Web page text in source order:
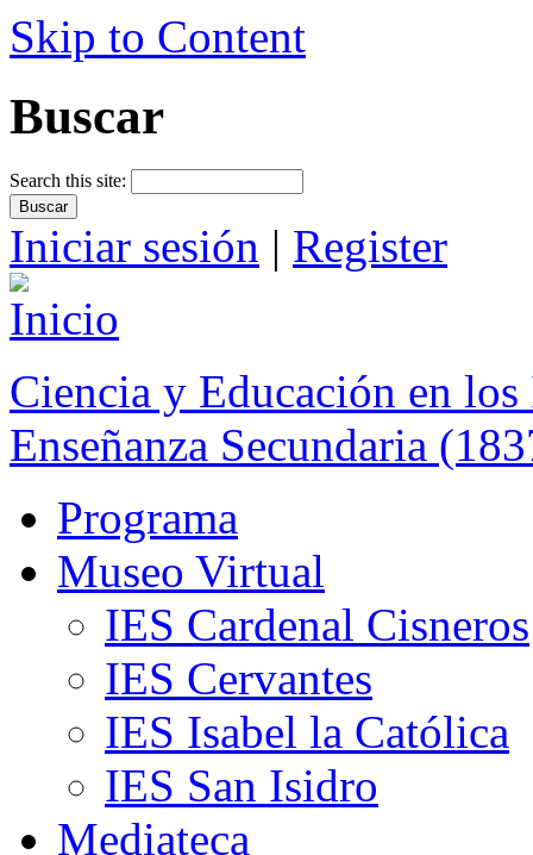
Skip to Content
Buscar
Search this site:
Iniciar sesión | Register
Ciencia y Educación en
Enseñanza Secundaria
Programa
Museo Virtual
IES Cardenal Cisneros
IES Cervantes
IES Isabel la Católica
IES San Isidro
Mediateca